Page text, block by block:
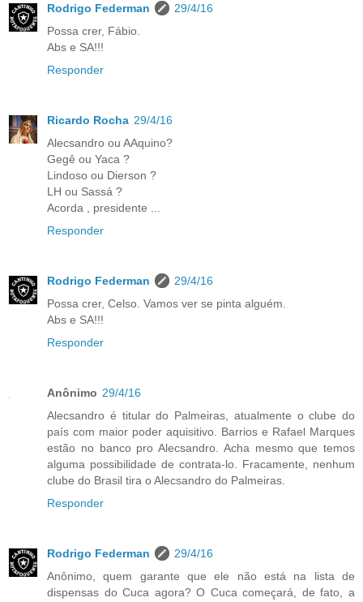
Rodrigo Federman
29/4/16
Possa crer, Fábio.
Abs e SA!!!
Responder
Ricardo Rocha 29/4/16
Alecsandro ou AAquino?
Gegê ou Yaca ?
Lindoso ou Dierson ?
LH ou Sassá ?
Acorda , presidente ...
Responder
Rodrigo Federman
29/4/16
Possa crer, Celso. Vamos ver se pinta alguém.
Abs e SA!!!
Responder
Anônimo 29/4/16
Alecsandro é titular do Palmeiras, atualmente o clube do
país com maior poder aquisitivo. Barrios e Rafael Marques
estão no banco pro Alecsandro. Acha mesmo que temos
alguma possibilidade de contrata-lo. Fracamente, nenhum
clube do Brasil tira o Alecsandro do Palmeiras.
Responder
Rodrigo Federman
29/4/16
Anônimo, quem garante que ele não está na lista de
dispensas do Cuca agora? O Cuca começará, de fato, a